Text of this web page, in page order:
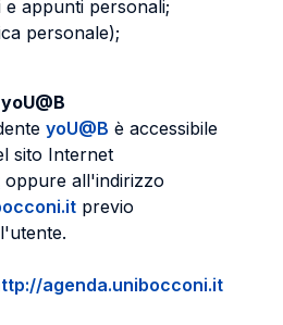
e appunti personali;
personale);
yoU@B è accessibile
sito Internet
oppure all'indirizzo
previo
agenda.unibocconi.it